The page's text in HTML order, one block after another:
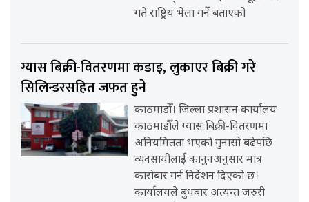
गते राष्ट्रिय भेला गर्ने बताएको
ग्यास बिक्री-वितरणमा कडाइ, लुकाएर बिक्री गरे
सिलिन्डरसहित जफत हुने
काठमाडौँ। जिल्ला प्रशासन कार्यालय
काठमाडौँले ग्यास बिक्री-वितरणमा
अनियमितता भएको गुनासो बढेपछि
व्यवसायीलाई कानुनअनुसार मात्र
कारोबार गर्न निर्देशन दिएको छ।
कार्यालयले बुधबार अत्यन्त जरुरी